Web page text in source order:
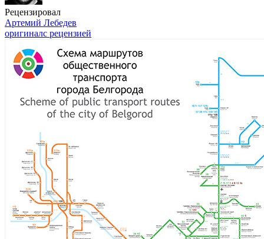
Рецензировал
Артемий Лебедев
оригиналс рецензией